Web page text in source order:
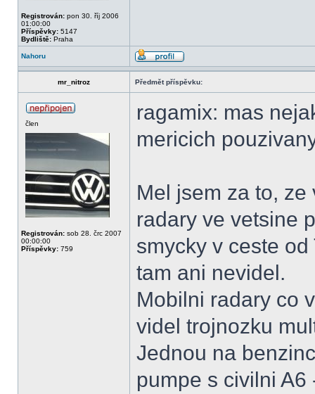
Registrován: pon 30. říj 2006
01:00:00
Příspěvky: 5147
Bydliště: Praha
Nahoru
mr_nitroz Předmět příspěvku:
člen
Registrován: sob 28. črc 2007
00:00:00
Příspěvky: 759
ragamix: mas
mericich
Mel jsem za to,
radary ve vetsine
smycky v ceste
tam ani nevidel.
Mobilni radary co
videl trojnozku
Jednou na
pumpe s civilni